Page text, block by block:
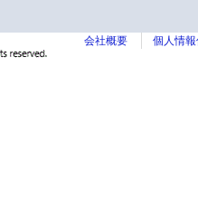
会社概要 個人情